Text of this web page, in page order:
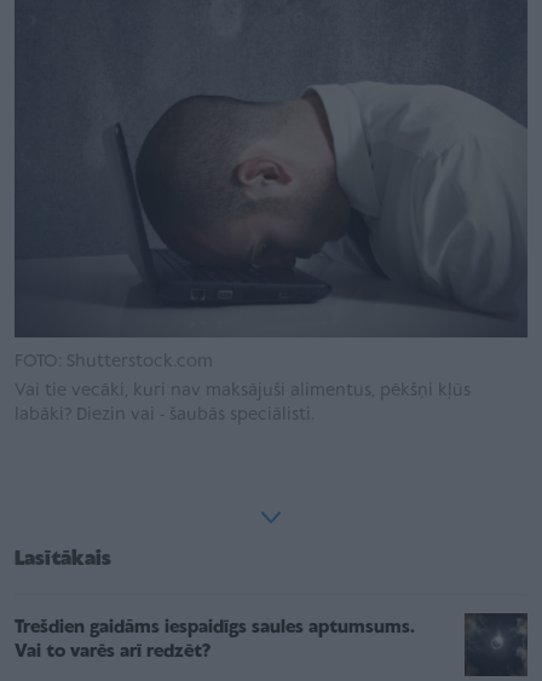
FOTO: Shutterstock.com
Vai tie vecāki, kuri nav maksājuši alimentus, pēkšņi kļūs
labāki? Diezin vai - šaubās speciālisti.
Lasītākais
Trešdien gaidāms iespaidīgs saules aptumsums.
Vai to varēs arī redzēt?